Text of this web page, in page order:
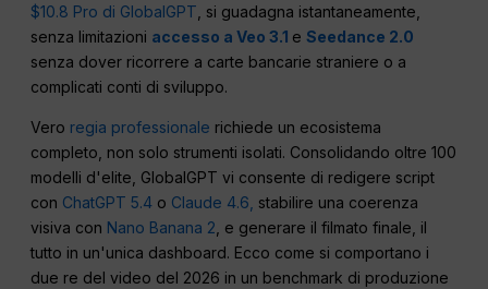
$10.8 Pro di GlobalGPT , si guadagna istantaneamente,
senza limitazioni accesso a Veo 3.1 eSeedance 2.0
senza dover ricorrere a carte bancarie straniere o a
complicati conti di sviluppo.
Vero regia professionale richiede un ecosistema
completo, non solo strumenti isolati. Consolidando oltre 100
modelli d'elite, GlobalGPT vi consente di redigere script
con ChatGPT 5.4 o Claude 4.6, stabilire una coerenza
visiva con Nano Banana 2 , e generare il filmato finale, il
tutto in un'unica dashboard. Ecco come si comportano i
due re del video del 2026 in un benchmark di produzione